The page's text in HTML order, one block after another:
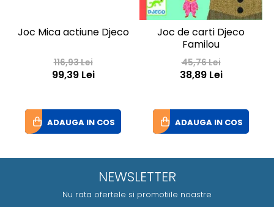
Joc Mica actiune Djeco
116,93 Lei
99,39 Lei
ADAUGA IN COS
Joc de carti Djeco
Familou
45,76 Lei
38,89 Lei
ADAUGA IN COS
NEWSLETTER
Nu rata ofertele si promotiile noastre